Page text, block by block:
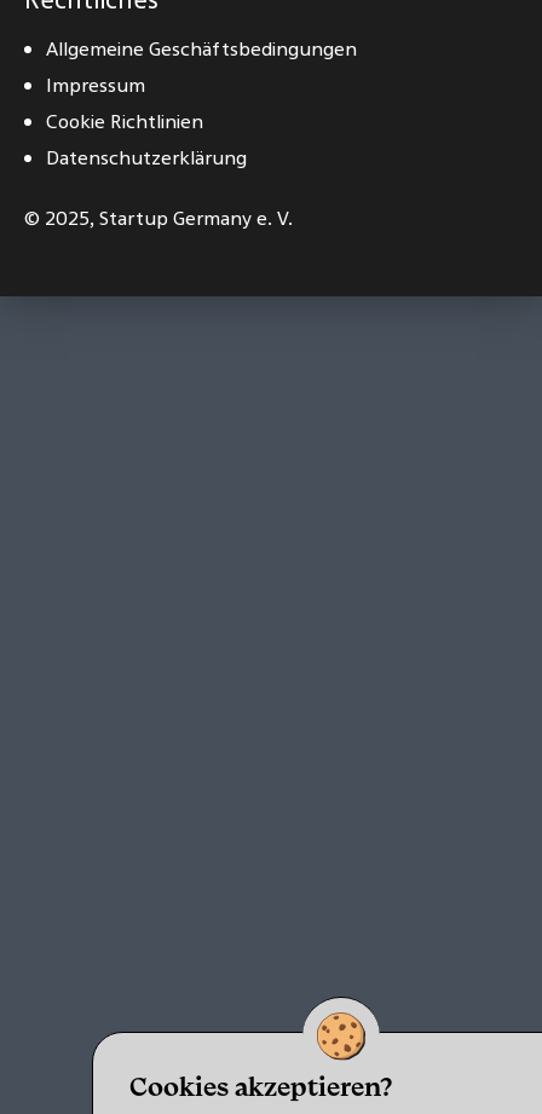
Allgemeine Geschäftsbedingungen
Impressum
Cookie Richtlinien
Datenschutzerklärung
© 2025,Startup Germany e. V.
Cookies akzeptieren?